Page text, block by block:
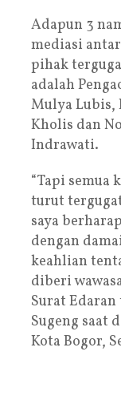
Adapun 3
mediasi
pihak
adalah
Mulya Lubis,
Kholis dan
Indrawati.
“Tapi semua
turut
saya
dengan
keahlian
diberi
Surat
Sugeng saat
Kota Bogor,